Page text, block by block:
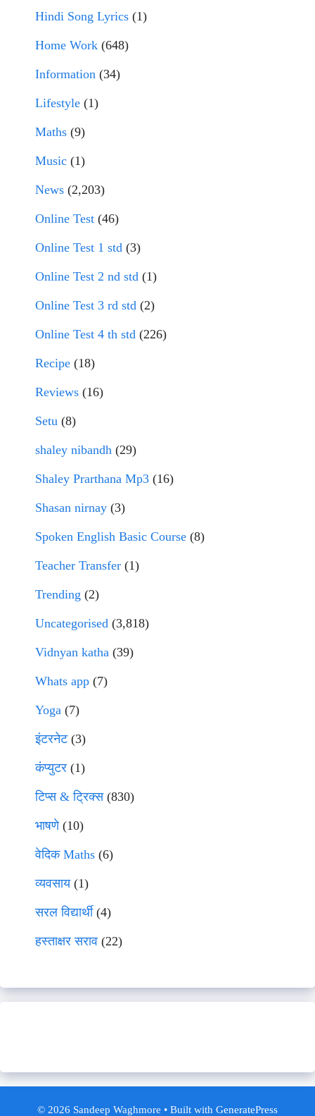
Hindi Song Lyrics (1)
Home Work (648)
Information (34)
Lifestyle (1)
Maths (9)
Music (1)
News (2,203)
Online Test (46)
Online Test 1 std (3)
Online Test 2 nd std (1)
Online Test 3 rd std (2)
Online Test 4 th std (226)
Recipe (18)
Reviews (16)
Setu (8)
shaley nibandh (29)
Shaley Prarthana Mp3 (16)
Shasan nirnay (3)
Spoken English Basic Course (8)
Teacher Transfer (1)
Trending (2)
Uncategorised (3,818)
Vidnyan katha (39)
Whats app (7)
Yoga (7)
इंटरनेट(3)
कंप्युटर (1)
टिप्स & ट्रिक्स(830)
भाषणे(10)
वेदिक Maths (6)
व्यवसाय(1)
सरल विद्यार्थी(4)
हस्ताक्षर सराव (22)
© 2026 Sandeep Waghmore • Built with GeneratePress